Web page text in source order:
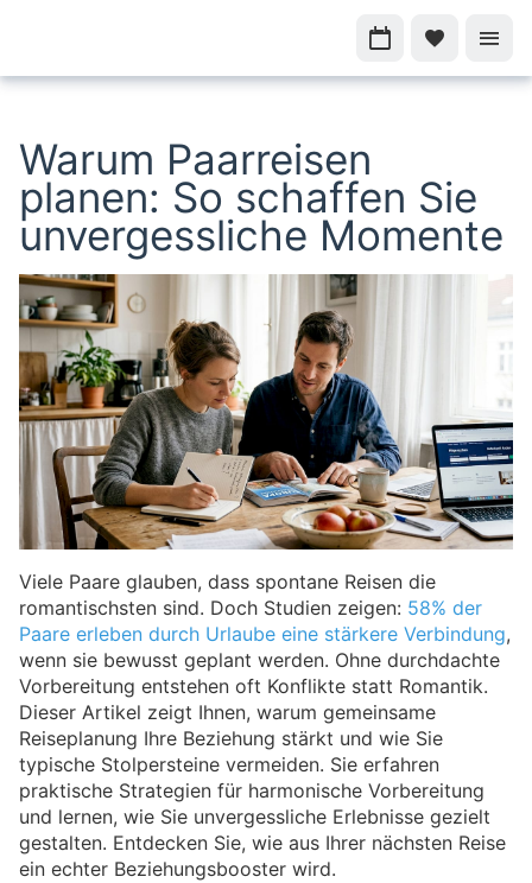
Warum Paarreisen
planen: So schaffen Sie
unvergessliche Momente
Viele Paare glauben, dass spontane Reisen die
romantischsten sind. Doch Studien zeigen: 58% der
Paare erleben durch Urlaube eine stärkere Verbindung,
wenn sie bewusst geplant werden. Ohne durchdachte
Vorbereitung entstehen oft Konflikte statt Romantik.
Dieser Artikel zeigt Ihnen, warum gemeinsame
Reiseplanung Ihre Beziehung stärkt und wie Sie
typische Stolpersteine vermeiden. Sie erfahren
praktische Strategien für harmonische Vorbereitung
und lernen, wie Sie unvergessliche Erlebnisse gezielt
gestalten. Entdecken Sie, wie aus Ihrer nächsten Reise
ein echter Beziehungsbooster wird.